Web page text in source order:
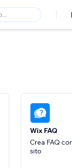
Wix FAQ
Crea FAQ
sito